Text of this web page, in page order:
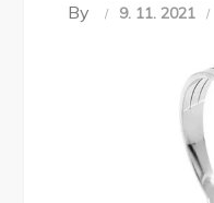
By 9. 11. 2021